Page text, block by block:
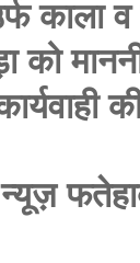
काला
को